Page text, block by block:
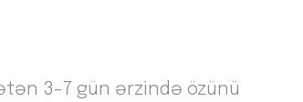
3-7 gün ərzində özünü